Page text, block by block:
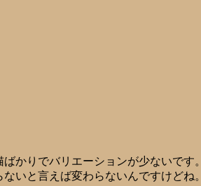
かりでバリエーションが少ないです。
いと言えば変わらないんですけどね。